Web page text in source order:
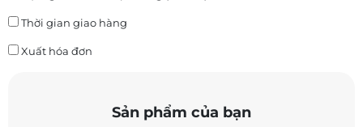
Thời gian giao hàng
Xuất hóa đơn
Sản phẩm của bạn